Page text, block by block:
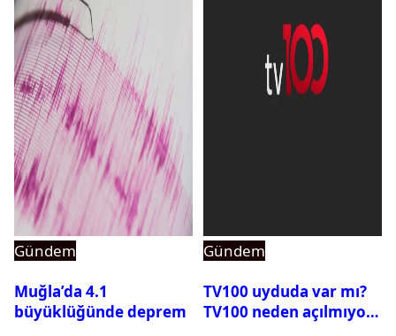
Gündem
Muğla’da 4.1
büyüklüğünde deprem
Gündem
TV100 uyduda var mı?
TV100 neden açılmıyor?